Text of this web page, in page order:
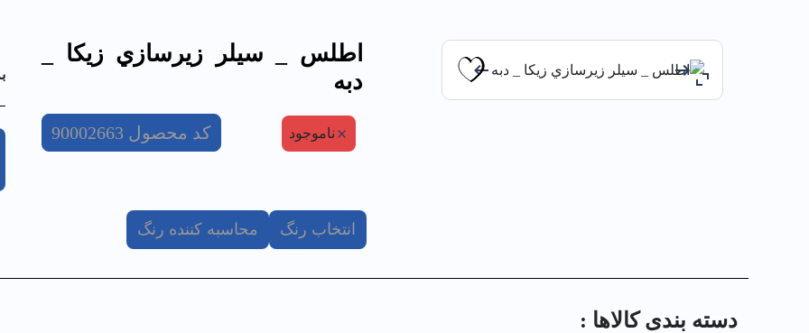
اطلس _ سيلر زيرسازي زيكا _
دبه
ناموجود کد محصول 90002663
انتخاب رنگ محاسبه کننده رنگ
دسته بندی کالا‌ها :